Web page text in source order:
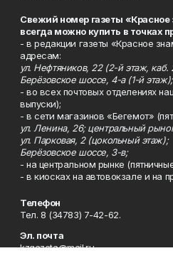
Свежий номер газеты
всегда можно купить в точках
- в редакции газеты «Красное
адресам:
ул. Нефтяников, 22 (2-й этаж, каб.
Берёзовское шоссе, 4-а (1-й этаж);
- во всех почтовых отделениях
выпуски);
- в сети магазинов «Бегемот»
ул. Ленина, 26; центральный
ул. Парковая, 2 (цокольный этаж);
Берёзовское шоссе, 3-в;
- на центральном рынке
- в киосках на автовокзале и на
Телефон
Тел. 8 (34783) 7-42-62.
Эл. почта
kzgazeta@mail.ru